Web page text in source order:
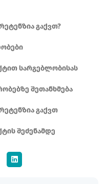
გაქვთ?
სარგებლობისას
შეთანხმება
გაქვთ
შეძენამდე